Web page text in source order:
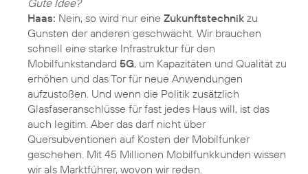
Haas: Nein, so wird nur eine Zukunftstechnik zu
Gunsten der anderen geschwächt. Wir brauchen
schnell eine starke Infrastruktur für den
Mobilfunkstandard 5G, um Kapazitäten und Qualität zu
erhöhen und das Tor für neue Anwendungen
aufzustoßen. Und wenn die Politik zusätzlich
Glasfaseranschlüsse für fast jedes Haus will, ist das
auch legitim. Aber das darf nicht über
Quersubventionen auf Kosten der Mobilfunker
geschehen. Mit 45 Millionen Mobilfunkkunden wissen
wir als Marktführer, wovon wir reden.